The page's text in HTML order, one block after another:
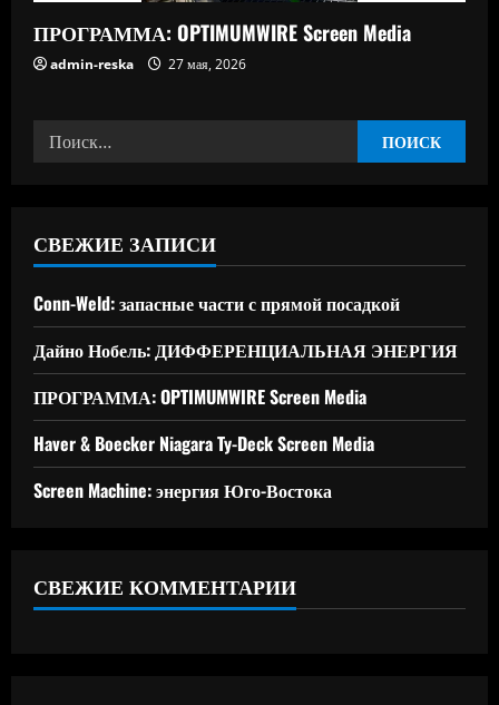
ПРОГРАММА: OPTIMUMWIRE Screen Media
admin-reska 27 мая, 2026
Найти:
СВЕЖИЕ ЗАПИСИ
Conn-Weld: запасные части с прямой посадкой
Дайно Нобель: ДИФФЕРЕНЦИАЛЬНАЯ ЭНЕРГИЯ
ПРОГРАММА: OPTIMUMWIRE Screen Media
Haver & Boecker Niagara Ty-Deck Screen Media
Screen Machine: энергия Юго-Востока
СВЕЖИЕ КОММЕНТАРИИ